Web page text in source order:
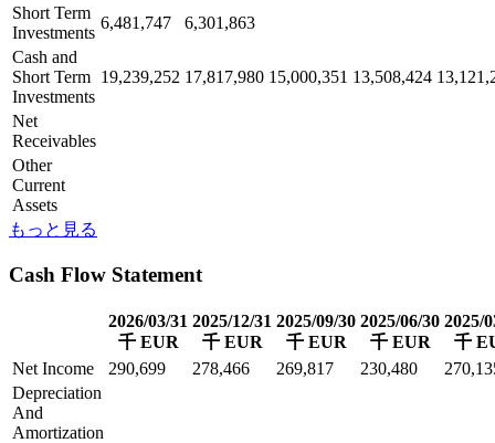
Short Term
Investments
6,481,747
6,301,863
Cash and
Short Term
Investments
19,239,252 17,817,980 15,000,351 13,508,424
Net
Receivables
Other
Current
Assets
もっと見る
Cash Flow Statement
2026/03/31
千 EUR
2025/12/31
千 EUR
2025/09/30
千 EUR
2025/06/30
千 EUR
2025/
千
Net Income
290,699 278,466 269,817 230,480
Depreciation
And
Amortization